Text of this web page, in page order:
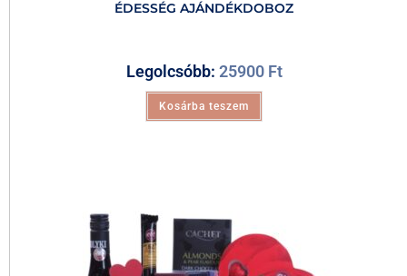
ÉDESSÉG AJÁNDÉKDOBOZ
Legolcsóbb: 25900 Ft
Kosárba teszem